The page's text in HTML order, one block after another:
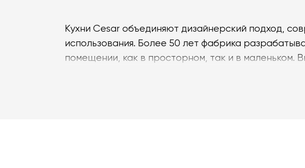
Кухни Cesar объединяют дизайнерский подход,
использования. Более 50 лет фабрика
помещении, как в просторном, так и в маленьком.